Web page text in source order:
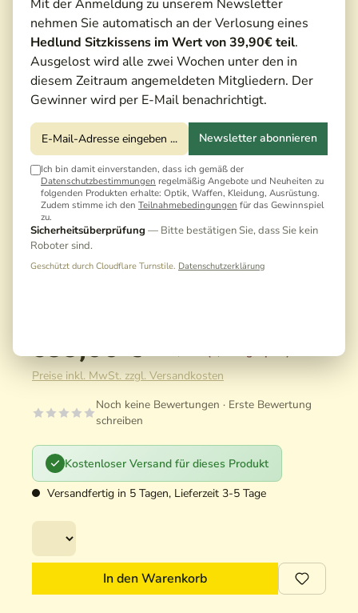
Mit der Anmeldung zu unserem Newsletter
nehmen Sie automatisch an der Verlosung eines
Hedlund Sitzkissens im Wert von 39,90€ teil.
Ausgelost wird alle zwei Wochen unter den in
diesem Zeitraum angemeldeten Mitgliedern. Der
Gewinner wird per E-Mail benachrichtigt.
Newsletter abonnieren
Ich bin damit einverstanden, dass ich gemäß der
Datenschutzbestimmungen regelmäßig Angebote und Neuheiten zu
folgenden Produkten erhalte: Optik, Waffen, Kleidung, Ausrüstung.
Zudem stimme ich den Teilnahmebedingungen für das Gewinnspiel
zu.
Sicherheitsüberprüfung — Bitte bestätigen Sie, dass Sie kein
Roboter sind.
Geschützt durch Cloudflare Turnstile. Datenschutzerklärung
599,00 €*
Preise inkl. MwSt. zzgl. Versandkosten
Noch keine Bewertungen · Erste Bewertung
schreiben
Kostenloser Versand für dieses Produkt
Versandfertig in 5 Tagen, Lieferzeit 3-5 Tage
In den Warenkorb